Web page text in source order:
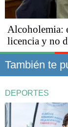
Alcoholemia:
licencia y no
También te
DEPORTES